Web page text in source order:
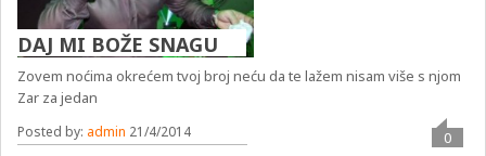
DAJ MI BOŽE SNAGU
Zovem noćima okrećem tvoj broj neću da te lažem nisam više s njom
Zar za jedan
Posted by: admin 21/4/2014 0